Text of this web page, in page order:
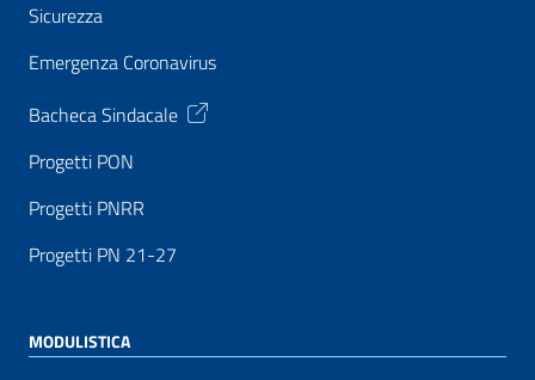
Sicurezza
Emergenza Coronavirus
Bacheca Sindacale
Progetti PON
Progetti PNRR
Progetti PN 21-27
MODULISTICA